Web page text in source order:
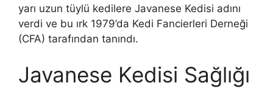
yarı uzun tüylü kedilere Javanese Kedisi adını
verdi ve bu ırk 1979’da Kedi Fancierleri Derneği
(CFA) tarafından tanındı.
Javanese Kedisi Sağlığı